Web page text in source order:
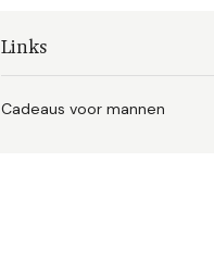
Links
Cadeaus voor mannen